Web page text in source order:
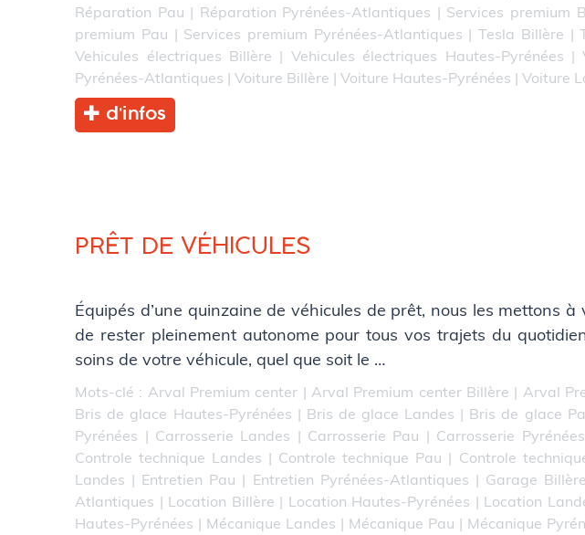
Réparation Pau | Réparation Pyrénées-Atlantiques | Services premium
premium Pau | Services premium Pyrénées-Atlantiques |Tesla Billère |
Vehicules électriques Billère | Vehicules électriques Hautes-Pyrénées |
Pyrénées-Atlantiques |Voiture Billère |Voiture Hautes-Pyrénées |Voiture
d’infos
PRÊT DE VÉHICULES
Équipés d’une quinzaine de véhicules de prêt, nous les
de rester pleinement autonome pour tous vos trajets du
soins de votre véhicule, quel que soit le …
Mots-clé : Arval Premium center |Arval Premium center Billère | Arval
Bris de glace Hautes-Pyrénées | Bris de glace Landes | Bris de glace
Pyrénées | Carrosserie Landes | Carrosserie Pau | Carrosserie
Controle technique Landes | Controle technique Pau | Controle
Landes | Entretien Pau | Entretien Pyrénées-Atlantiques | Garage Billère
Atlantiques | Location Billère | Location Hautes-Pyrénées | Location
Hautes-Pyrénées | Mécanique Landes | Mécanique Pau | Mécanique